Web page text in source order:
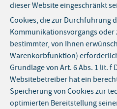
dieser Website eingeschränkt
Cookies, die zur Durchführung
Kommunikationsvorgangs
bestimmter, von Ihnen
Warenkorbfunktion)
Grundlage von Art. 6 Abs. 1 lit. f
Websitebetreiber hat ein
Speicherung von Cookies zur
optimierten Bereitstellung